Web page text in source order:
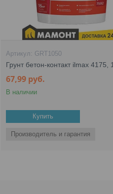
GRT1050
Грунт бетон-контакт ilmax 4175,
67,99 руб.
В наличии
Купить
Производитель и гарантия